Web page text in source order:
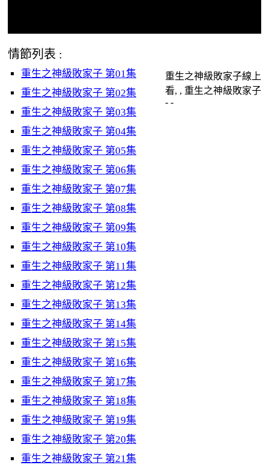
情節列表 :
重生之神級敗家子 第01集
重生之神級敗家子 第02集
重生之神級敗家子 第03集
重生之神級敗家子 第04集
重生之神級敗家子 第05集
重生之神級敗家子 第06集
重生之神級敗家子 第07集
重生之神級敗家子 第08集
重生之神級敗家子 第09集
重生之神級敗家子 第10集
重生之神級敗家子 第11集
重生之神級敗家子 第12集
重生之神級敗家子 第13集
重生之神級敗家子 第14集
重生之神級敗家子 第15集
重生之神級敗家子 第16集
重生之神級敗家子 第17集
重生之神級敗家子 第18集
重生之神級敗家子 第19集
重生之神級敗家子 第20集
重生之神級敗家子 第21集
重生之神級敗家子線上
看, , 重生之神級敗家子
- -